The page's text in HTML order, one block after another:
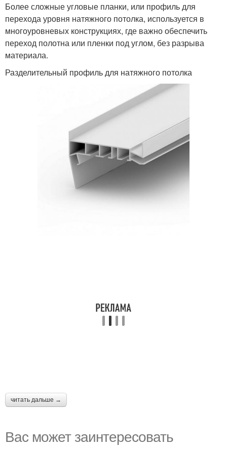
Более сложные угловые планки, или профиль для
перехода уровня натяжного потолка, используется в
многоуровневых конструкциях, где важно обеспечить
переход полотна или пленки под углом, без разрыва
материала.
Разделительный профиль для натяжного потолка
читать дальше →
Вас может заинтересовать